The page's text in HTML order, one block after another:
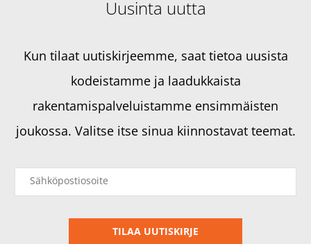
Uusinta uutta
Kun tilaat uutiskirjeemme, saat tietoa uusista
kodeistamme ja laadukkaista
rakentamispalveluistamme ensimmäisten
joukossa. Valitse itse sinua kiinnostavat teemat.